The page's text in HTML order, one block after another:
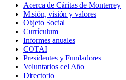
Acerca de Cáritas de Monterrey
Misión, visión y valores
Objeto Social
Currículum
Informes anuales
COTAI
Presidentes y Fundadores
Voluntarios del Año
Directorio